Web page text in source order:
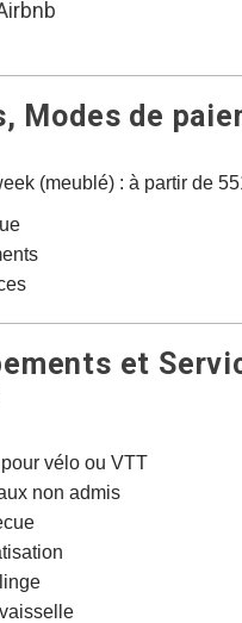
Modes de
(meublé) : à partir de
et
vélo ou VTT
non admis